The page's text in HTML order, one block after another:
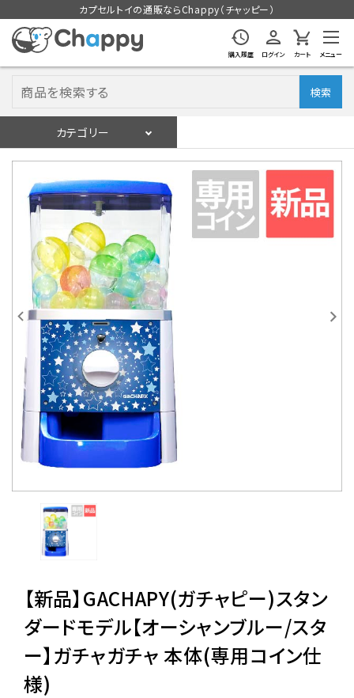
カプセルトイの通販ならChappy（チャッピー）
購入履歴 ログイン カート メニュー
検索
カテゴリー
会員登録
入荷スケジュールをチェック
カプセルトイマシン本体
カプセルトイ
販促用空カプセル
レンタル
景品・玩具・文具
販促用カプセルトイ
ご利用ガイド
06-6282-7659
【新品】GACHAPY(ガチャピー)スタン
ダードモデル【オーシャンブルー/スタ
ー】ガチャガチャ 本体(専用コイン仕
様)